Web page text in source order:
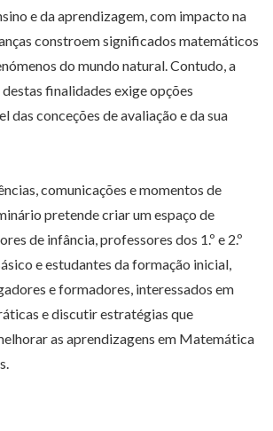
e da aprendizagem, com impacto na
constroem significados matemáticos
do mundo natural. Contudo, a
finalidades exige opções
das conceções de avaliação e da sua
comunicações e momentos de
pretende criar um espaço de
de infância, professores dos 1.º e 2.º
e estudantes da formação inicial,
e formadores, interessados em
e discutir estratégias que
as aprendizagens em Matemática